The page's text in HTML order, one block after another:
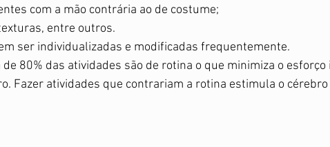
com a mão contrária ao de costume;
entre outros.
ser individualizadas e modificadas frequentemente.
de 80% das atividades são de rotina o que minimiza o
Fazer atividades que contrariam a rotina estimula o